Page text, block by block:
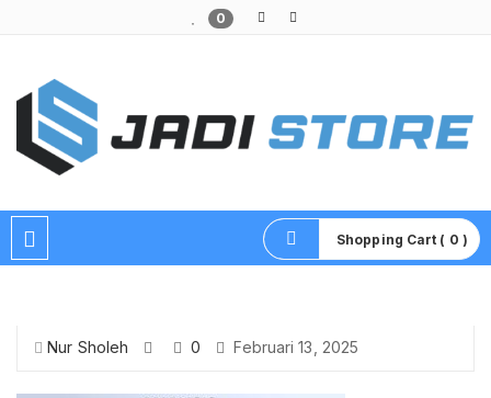
0
Shopping Cart ( 0 )
Nur Sholeh 0 Februari 13, 2025